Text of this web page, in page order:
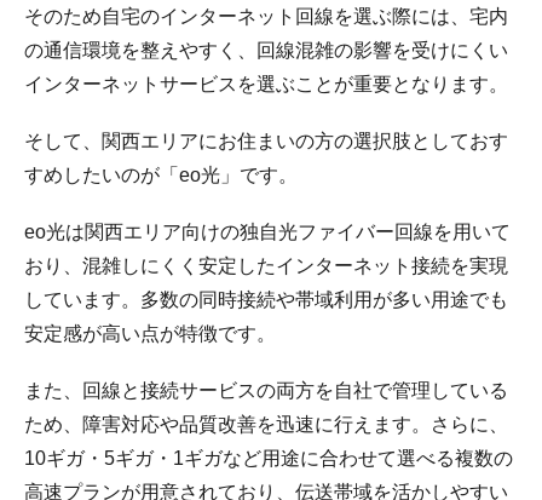
そのため自宅のインターネット回線を選ぶ際には、宅内
の通信環境を整えやすく、回線混雑の影響を受けにくい
インターネットサービスを選ぶことが重要となります。
そして、関西エリアにお住まいの方の選択肢としておす
すめしたいのが「eo光」です。
eo光は関西エリア向けの独自光ファイバー回線を用いて
おり、混雑しにくく安定したインターネット接続を実現
しています。多数の同時接続や帯域利用が多い用途でも
安定感が高い点が特徴です。
また、回線と接続サービスの両方を自社で管理している
ため、障害対応や品質改善を迅速に行えます。さらに、
10ギガ・5ギガ・1ギガなど用途に合わせて選べる複数の
高速プランが用意されており、伝送帯域を活かしやすい